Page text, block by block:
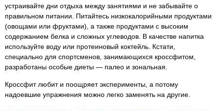
устраивайте дни отдыха между занятиями и не забывайте о
правильном питании. Питайтесь низкокалорийными продуктами
(овощами или фруктами), а также продуктами с высоким
содержанием белка и сложных углеводов. В качестве напитка
используйте воду или протеиновый коктейль. Кстати,
специально для спортсменов, занимающихся кроссфитом,
разработаны особые диеты — палео и зональная.
Кроссфит любит и поощряет эксперименты, а потому
надоевшие упражнения можно легко заменять на другие.